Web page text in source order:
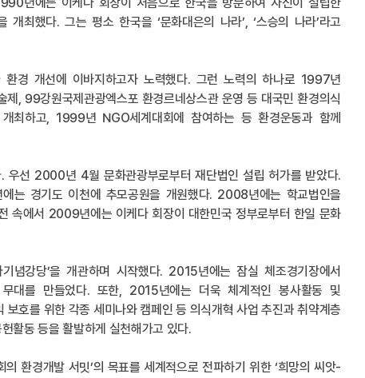
최했다. 그는 평소 한국을 ‘문화대은의 나라’, ‘스승의 나라’라고
경 개선에 이바지하고자 노력했다. 그런 노력의 하나로 1997년
, 99강원국제관광엑스포 환경르네상스관 운영 등 대국민 환경의식
최하고, 1999년 NGO세계대회에 참여하는 등 환경운동과 함께
선 2000년 4월 문화관광부로부터 재단법인 설립 허가를 받았다.
는 경기도 이천에 추모공원을 개원했다. 2008년에는 학교법인을
속에서 2009년에는 이케다 회장이 대한민국 정부로부터 한일 문화
강당’을 개관하며 시작했다. 2015년에는 잠실 체조경기장에서
대를 만들었다. 또한, 2015년에는 더욱 체계적인 봉사활동 및
호를 위한 각종 세미나와 캠페인 등 의식개혁 사업 추진과 취약계층
활동 등을 활발하게 실천해가고 있다.
환경개발 서밋’의 목표를 세계적으로 전파하기 위한 ‘희망의 씨앗-